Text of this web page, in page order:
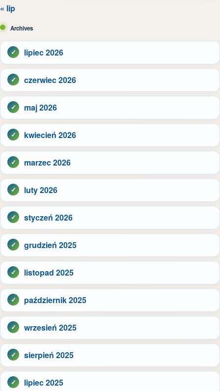
« lip
Archives
lipiec 2026
czerwiec 2026
maj 2026
kwiecień 2026
marzec 2026
luty 2026
styczeń 2026
grudzień 2025
listopad 2025
październik 2025
wrzesień 2025
sierpień 2025
lipiec 2025